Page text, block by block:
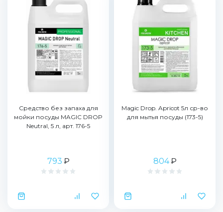
Средство без запаха для
мойки посуды MAGIC DROP
Neutral, 5 л, арт. 176-5
793 ₽
Magic Drop. Apricot 5л ср-во
для мытья посуды (173-5)
804₽